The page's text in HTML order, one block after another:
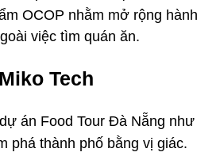
OCOP nhằm mở rộng hành
việc tìm quán ăn.
Tech
án Food Tour Đà Nẵng như
phá thành phố bằng vị giác.